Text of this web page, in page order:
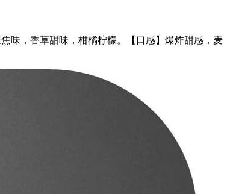
味，香草甜味，柑橘柠檬。【口感】爆炸甜感，麦